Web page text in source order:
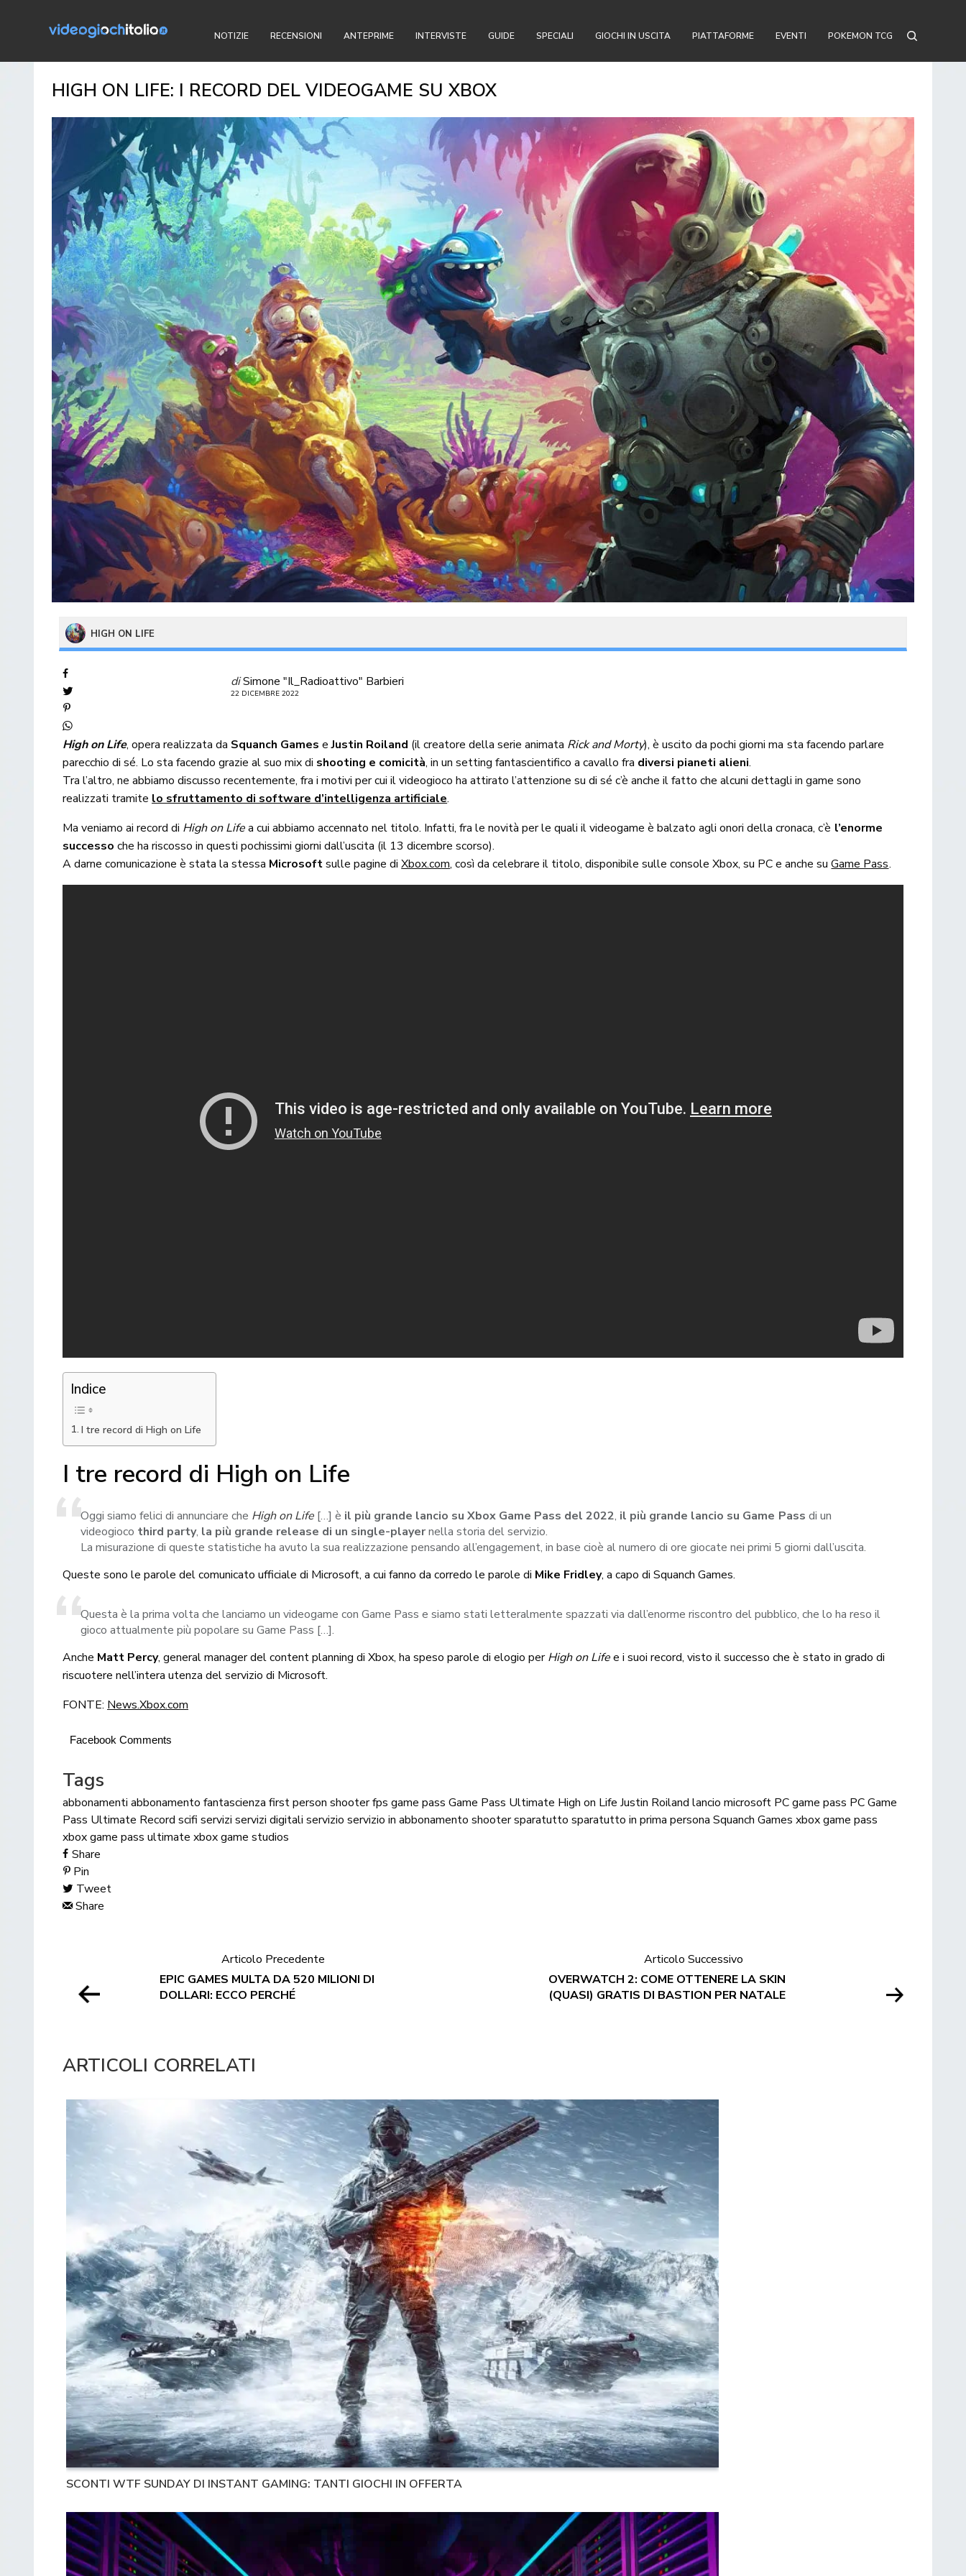
NOTIZIE RECENSIONI ANTEPRIME INTERVISTE GUIDE SPECIALI GIOCHI IN USCITA PIATTAFORME EVENTI POKEMON TCG
HIGH ON LIFE: I RECORD DEL VIDEOGAME SU XBOX
HIGH ON LIFE
diSimone "Il_Radioattivo" Barbieri
22 DICEMBRE 2022
High on Life, opera realizzata da Squanch GameseJustin Roiland (il creatore della serie animata Rick and Morty), è uscito da pochi giorni ma sta facendo parlare
parecchio di sé. Lo sta facendo grazie al suo mix di shooting e comicità, in un setting fantascientifico a cavallo fra diversi pianeti alieni.
Tra l’altro, ne abbiamo discusso recentemente, fra i motivi per cui il videogioco ha attirato l’attenzione su di sé c’è anche il fatto che alcuni dettagli in game sono
realizzati tramite lo sfruttamento di software d’intelligenza artificiale.
Ma veniamo ai record di High on Lifea cui abbiamo accennato nel titolo. Infatti, fra le novità per le quali il videogame è balzato agli onori della cronaca, c’è l’enorme
successoche ha riscosso in questi pochissimi giorni dall’uscita (il 13 dicembre scorso).
A darne comunicazione è stata la stessa Microsoftsulle pagine diXbox.com, così da celebrare il titolo, disponibile sulle console Xbox, su PC e anche suGame Pass.
Indice
I tre record di High on Life
I tre record di High on Life
Oggi siamo felici di annunciare che High on Life […] è il più grande lancio su Xbox Game Pass del 2022, il più grande lancio su Game Pass di un
videogioco third party, la più grande release di un single-playernella storia del servizio.
La misurazione di queste statistiche ha avuto la sua realizzazione pensando all’engagement, in base cioè al numero di ore giocate nei primi 5 giorni dall’uscita.
Queste sono le parole del comunicato ufficiale di Microsoft, a cui fanno da corredo le parole di Mike Fridley, a capo di Squanch Games.
Questa è la prima volta che lanciamo un videogame con Game Pass e siamo stati letteralmente spazzati via dall’enorme riscontro del pubblico, che lo ha reso il
gioco attualmente più popolare su Game Pass […].
Anche Matt Percy, general manager del content planning di Xbox, ha speso parole di elogio perHigh on Lifee i suoi record, visto il successo che è stato in grado di
riscuotere nell’intera utenza del servizio di Microsoft.
FONTE: News.Xbox.com
Facebook Comments
Tags
abbonamenti abbonamento fantascienza first person shooterfps game pass Game Pass Ultimate High on Life Justin Roiland lancio microsoft PC game pass PC Game
Pass Ultimate Record scifi servizi servizi digitali servizio servizio in abbonamento shootersparatutto sparatutto in prima persona Squanch Games xbox game pass
xbox game pass ultimate xbox game studios
Share
Pin
Tweet
Share
Articolo Precedente
EPIC GAMES MULTA DA 520 MILIONI DI
DOLLARI: ECCO PERCHÉ
Articolo Successivo
OVERWATCH 2: COME OTTENERE LA SKIN
(QUASI) GRATIS DI BASTION PER NATALE
ARTICOLI CORRELATI
SCONTI WTF SUNDAY DI INSTANT GAMING: TANTI GIOCHI IN OFFERTA